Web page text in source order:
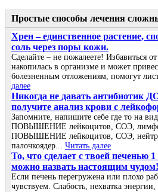
Простые способы лечения
Хрен – единственное растение,
соль через поры кожи.
Сделайте – не пожалеете! Избавиться
накопилась в организме и может
болезненным отложениям, помогут
далее
Никогда не давать антибиотик
получите анализ крови с
Запомните, напишите себе где то на
ПОВЫШЕНИЕ лейкоцитов, СОЭ,
ПОВЫШЕНИЕ лейкоцитов, СОЭ,
палочкоядер... Читать далее
То, что сделает с твоей печенью
можно назвать настоящим чудом!
Если печень перегружена или плохо
чувствуем. Слабость, нехватка